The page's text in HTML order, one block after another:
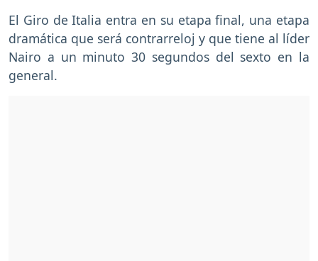
El Giro de Italia entra en su etapa final, una etapa
dramática que será contrarreloj y que tiene al líder
Nairo a un minuto 30 segundos del sexto en la
general.